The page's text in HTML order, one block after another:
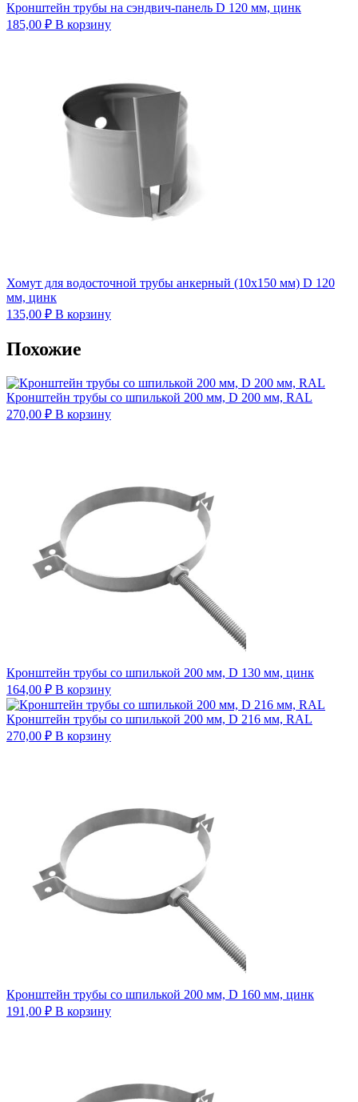
Кронштейн трубы на сэндвич-панель D 120 мм, цинк
185,00 ₽ В корзину
Хомут для водосточной трубы анкерный (10х150 мм) D 120
мм, цинк
135,00 ₽ В корзину
Похожие
Кронштейн трубы со шпилькой 200 мм, D 200 мм, RAL
270,00 ₽ В корзину
Кронштейн трубы со шпилькой 200 мм, D 130 мм, цинк
164,00 ₽ В корзину
Кронштейн трубы со шпилькой 200 мм, D 216 мм, RAL
270,00 ₽ В корзину
Кронштейн трубы со шпилькой 200 мм, D 160 мм, цинк
191,00 ₽ В корзину